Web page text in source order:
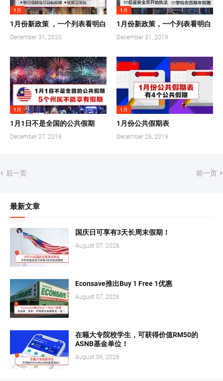
1月
1月份新政策 ，一个列表看明白
December 31, 2020
1月
1月份新政策，一个列表看明白
December 31, 2019
1月
1月1日不是全国的公共假期
December 27, 2019
1月
1月份公共假期表
December 26, 2019
后一页 前一页
最新文章
国庆日可享有3天长周末假期！
August 07, 2026
Econsave推出Buy 1 Free 1优惠
August 07, 2026
在籍大专院校学生，可获得价值RM50的
ASNB基金单位！
August 06, 2026